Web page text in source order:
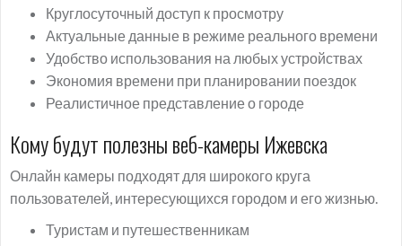
Круглосуточный доступ к просмотру
Актуальные данные в режиме реального времени
Удобство использования на любых устройствах
Экономия времени при планировании поездок
Реалистичное представление о городе
Кому будут полезны веб-камеры Ижевска
Онлайн камеры подходят для широкого круга
пользователей, интересующихся городом и его жизнью.
Туристам и путешественникам